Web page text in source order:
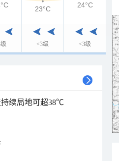
<3级 <3级
23°C 24°C
续局地可超38℃